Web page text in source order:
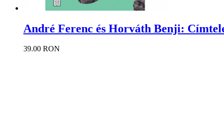
André Ferenc és Horváth Benji:
39.00 RON